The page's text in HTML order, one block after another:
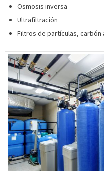
Osmosis inversa
Ultrafiltración
Filtros de partículas, carbón